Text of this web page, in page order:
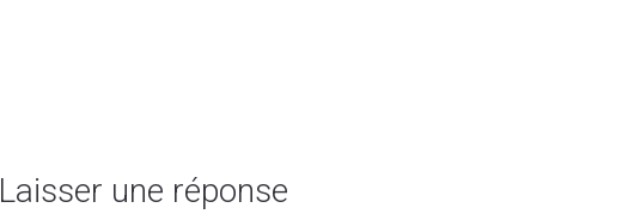
Laisser une réponse